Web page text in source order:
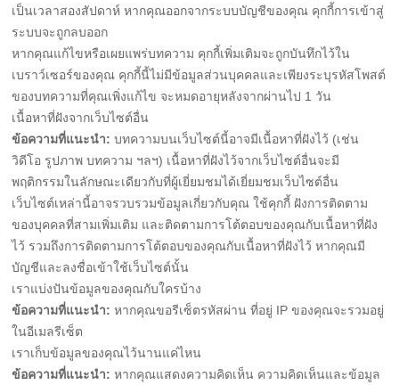
เป็นเวลาสองสัปดาห์ หากคุณออกจากระบบบัญชีของคุณ คุกกี้การเข้าสู่
ระบบจะถูกลบออก
หากคุณแก้ไขหรือเผยแพร่บทความ คุกกี้เพิ่มเติมจะถูกบันทึกไว้ใน
เบราว์เซอร์ของคุณ คุกกี้นี้ไม่มีข้อมูลส่วนบุคคลและเพียงระบุรหัสโพสต์
ของบทความที่คุณเพิ่งแก้ไข จะหมดอายุหลังจากผ่านไป 1 วัน
เนื้อหาที่ฝังจากเว็บไซต์อื่น
ข้อความที่แนะนำ:บทความบนเว็บไซต์นี้อาจมีเนื้อหาที่ฝังไว้ (เช่น
วิดีโอ รูปภาพ บทความ ฯลฯ) เนื้อหาที่ฝังไว้จากเว็บไซต์อื่นจะมี
พฤติกรรมในลักษณะเดียวกับที่ผู้เยี่ยมชมได้เยี่ยมชมเว็บไซต์อื่น
เว็บไซต์เหล่านี้อาจรวบรวมข้อมูลเกี่ยวกับคุณ ใช้คุกกี้ ฝังการติดตาม
ของบุคคลที่สามเพิ่มเติม และติดตามการโต้ตอบของคุณกับเนื้อหาที่ฝัง
ไว้ รวมถึงการติดตามการโต้ตอบของคุณกับเนื้อหาที่ฝังไว้ หากคุณมี
บัญชีและลงชื่อเข้าใช้เว็บไซต์นั้น
เราแบ่งปันข้อมูลของคุณกับใครบ้าง
ข้อความที่แนะนำ:หากคุณขอรีเซ็ตรหัสผ่าน ที่อยู่ IP ของคุณจะรวมอยู่
ในอีเมลรีเซ็ต
เราเก็บข้อมูลของคุณไว้นานแค่ไหน
ข้อความที่แนะนำ:หากคุณแสดงความคิดเห็น ความคิดเห็นและข้อมูล